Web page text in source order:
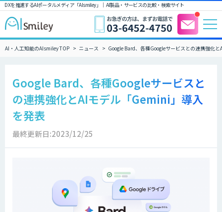
DXを推進するAIポータルメディア「AIsmiley」｜ AI製品・サービスの比較・検索サイト
AI・人工知能のAIsmiley TOP ニュース Google Bard、各種Googleサービスとの連携強化
Google Bard、各種Googleサービスと
の連携強化とAIモデル「Gemini」導入
を発表
最終更新日:2023/12/25